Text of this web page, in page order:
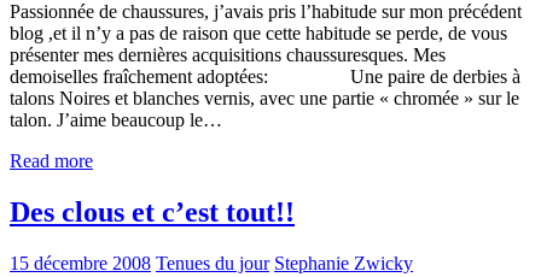
Passionnée de chaussures, j’avais pris l’habitude sur mon précédent
blog ,et il n’y a pas de raison que cette habitude se perde, de vous
présenter mes dernières acquisitions chaussuresques. Mes
demoiselles fraîchement adoptées: Une paire de derbies à
talons Noires et blanches vernis, avec une partie « chromée » sur le
talon. J’aime beaucoup le…
Read more
Des clous et c’est tout!!
15 décembre 2008 Tenues du jour Stephanie Zwicky